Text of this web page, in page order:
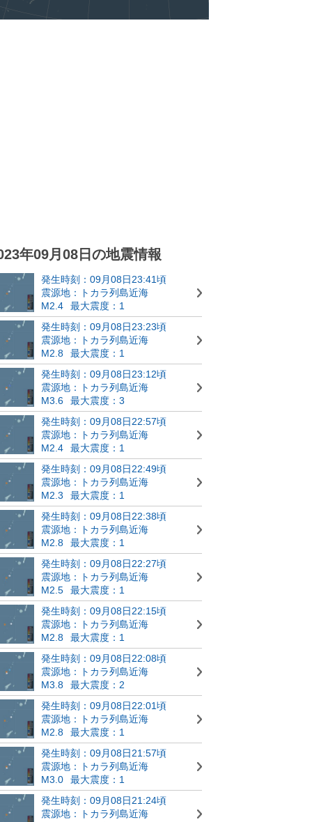
年09月08日の地震情報
発生時刻：09月08日23:41頃
震源地：トカラ列島近海
M2.4
最大震度：1
発生時刻：09月08日23:23頃
震源地：トカラ列島近海
M2.8
最大震度：1
発生時刻：09月08日23:12頃
震源地：トカラ列島近海
M3.6
最大震度：3
発生時刻：09月08日22:57頃
震源地：トカラ列島近海
M2.4
最大震度：1
発生時刻：09月08日22:49頃
震源地：トカラ列島近海
M2.3
最大震度：1
発生時刻：09月08日22:38頃
震源地：トカラ列島近海
M2.8
最大震度：1
発生時刻：09月08日22:27頃
震源地：トカラ列島近海
M2.5
最大震度：1
発生時刻：09月08日22:15頃
震源地：トカラ列島近海
M2.8
最大震度：1
発生時刻：09月08日22:08頃
震源地：トカラ列島近海
M3.8
最大震度：2
発生時刻：09月08日22:01頃
震源地：トカラ列島近海
M2.8
最大震度：1
発生時刻：09月08日21:57頃
震源地：トカラ列島近海
M3.0
最大震度：1
発生時刻：09月08日21:24頃
震源地：トカラ列島近海